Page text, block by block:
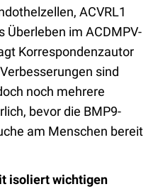
ACVRL1
Überleben im ACDMPV-
Korrespondenzautor
sind
noch mehrere
bevor die BMP9-
am Menschen bereit
isoliert wichtigen